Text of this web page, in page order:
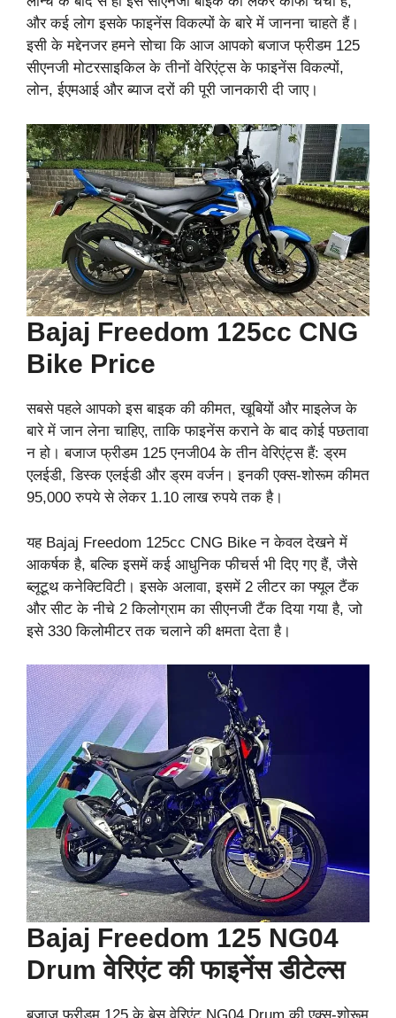
और कई लोग इसके फाइनेंस विकल्पों के बारे में जानना चाहते हैं।
इसी के मद्देनजर हमने सोचा कि आज आपको बजाज फ्रीडम 125
सीएनजी मोटरसाइकिल के तीनों वेरिएंट्स के फाइनेंस विकल्पों,
लोन, ईएमआई और ब्याज दरों की पूरी जानकारी दी जाए।
Bajaj Freedom 125cc CNG
Bike Price
सबसे पहले आपको इस बाइक की कीमत, खूबियों और माइलेज के
बारे में जान लेना चाहिए, ताकि फाइनेंस कराने के बाद कोई पछतावा
न हो। बजाज फ्रीडम 125 एनजी04 के तीन वेरिएंट्स हैं: ड्रम
एलईडी, डिस्क एलईडी और ड्रम वर्जन। इनकी एक्स-शोरूम कीमत
95,000 रुपये से लेकर 1.10 लाख रुपये तक है।
यह Bajaj Freedom 125cc CNG Bike न केवल देखने में
आकर्षक है, बल्कि इसमें कई आधुनिक फीचर्स भी दिए गए हैं, जैसे
ब्लूटूथ कनेक्टिविटी। इसके अलावा, इसमें 2 लीटर का फ्यूल टैंक
और सीट के नीचे 2 किलोग्राम का सीएनजी टैंक दिया गया है, जो
इसे 330 किलोमीटर तक चलाने की क्षमता देता है।
Bajaj Freedom 125 NG04
Drum वेरिएंट की फाइनेंस डीटेल्स